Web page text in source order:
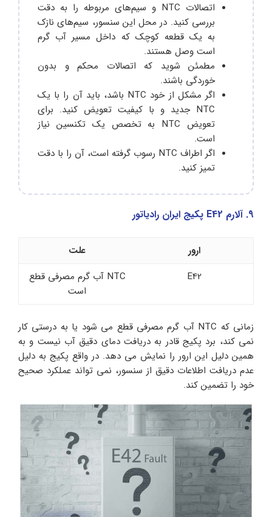
اتصالات NTC و سیم‌های مربوطه را به دقت
بررسی کنید. در محل این سنسور، سیم‌های نازک
به یک قطعه کوچک که داخل مسیر آب گرم
است وصل هستند.
مطمئن شوید که اتصالات محکم و بدون
خوردگی باشند.
اگر مشکل از خود NTC باشد، باید آن را با یک
NTC جدید و با کیفیت تعویض کنید. برای
تعویض NTC به تخصص یک تکنسین نیاز
است.
اگر اطراف NTC رسوب گرفته است، آن را با دقت
تمیز کنید.
9. آلارم E42 پکیج ایران رادیاتور
ارور
علت
E42
NTC آب گرم مصرفی قطع
است
زمانی که NTC آب گرم مصرفی قطع می شود یا به درستی کار
نمی کند، برد پکیج قادر به دریافت دمای دقیق آب نیست و به
همین دلیل این ارور را نمایش می دهد. در واقع پکیج به دلیل
عدم دریافت اطلاعات دقیق از سنسور، نمی تواند عملکرد صحیح
خود را تضمین کند.